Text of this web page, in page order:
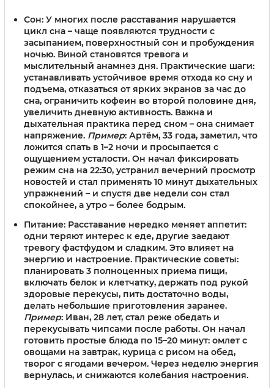
Сон: У многих после расставания нарушается
цикл сна – чаще появляются трудности с
засыпанием, поверхностный сон и пробуждения
ночью. Виной становятся тревога и
мыслительный анамнез дня. Практические шаги:
устанавливать устойчивое время отхода ко сну и
подъема, отказаться от ярких экранов за час до
сна, ограничить кофеин во второй половине дня,
увеличить дневную активность. Важна и
дыхательная практика перед сном – она снимает
напряжение. Пример: Артём, 33 года, заметил, что
ложится спать в 1–2 ночи и просыпается с
ощущением усталости. Он начал фиксировать
режим сна на 22:30, устранил вечерний просмотр
новостей и стал применять 10 минут дыхательных
упражнений – и спустя две недели сон стал
спокойнее, а утро – более бодрым.
Питание: Расставание нередко меняет аппетит:
одни теряют интерес к еде, другие заедают
тревогу фастфудом и сладким. Это влияет на
энергию и настроение. Практические советы:
планировать 3 полноценных приема пищи,
включать белок и клетчатку, держать под рукой
здоровые перекусы, пить достаточно воды,
делать небольшие приготовления заранее.
Пример: Иван, 28 лет, стал реже обедать и
перекусывать чипсами после работы. Он начал
готовить простые блюда по 15–20 минут: омлет с
овощами на завтрак, курица с рисом на обед,
творог с ягодами вечером. Через неделю энергия
вернулась, и снижаются колебания настроения.